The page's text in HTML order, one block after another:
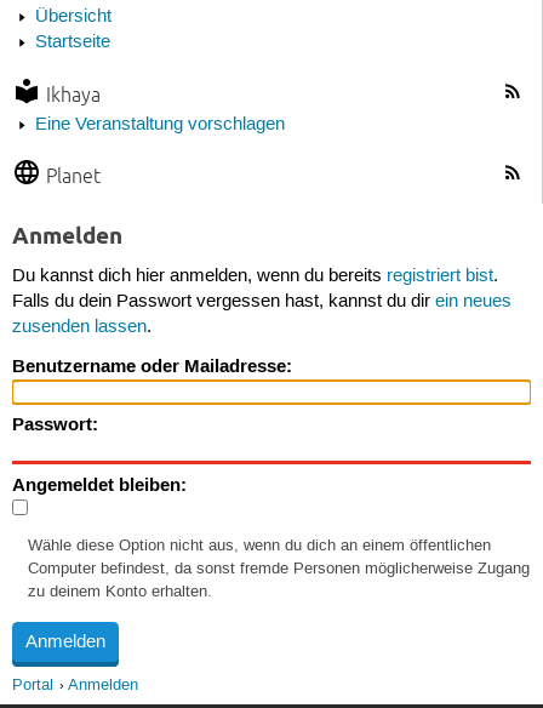
Übersicht
Startseite
Ikhaya
Eine Veranstaltung vorschlagen
Planet
Anmelden
Du kannst dich hier anmelden, wenn du bereits registriert bist.
Falls du dein Passwort vergessen hast, kannst du dir ein neues
zusenden lassen.
Benutzername oder Mailadresse:
Passwort:
Angemeldet bleiben:
Wähle diese Option nicht aus, wenn du dich an einem öffentlichen
Computer befindest, da sonst fremde Personen möglicherweise Zugang
zu deinem Konto erhalten.
Portal Anmelden